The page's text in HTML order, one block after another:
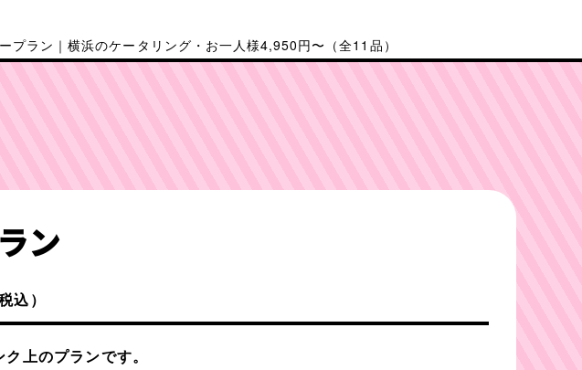
プラン｜横浜のケータリング・お一人様4,950円〜（全11品）
ン
込）
上のプランです。